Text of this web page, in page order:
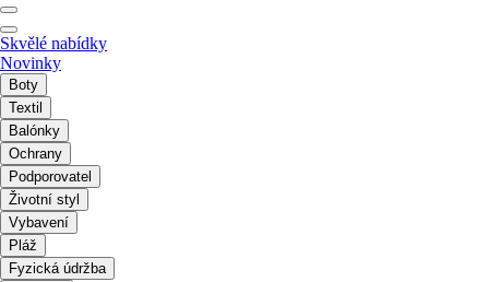
Skvělé nabídky
Novinky
Boty
Textil
Balónky
Ochrany
Podporovatel
Životní styl
Vybavení
Pláž
Fyzická údržba